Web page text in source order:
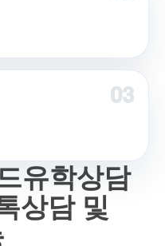
유학상담
상담 및